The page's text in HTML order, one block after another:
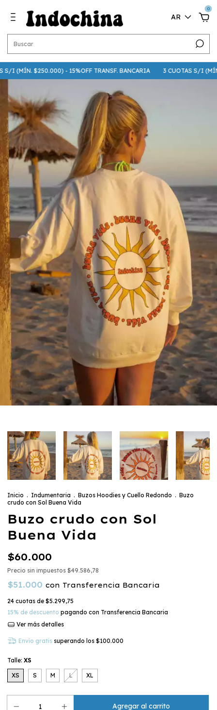
AR
0
$250.000) - 15%OFF TRANSF. BANCARIA 3 CUOTAS S/I (MÍN.
Inicio . Indumentaria . Buzos Hoodies y Cuello Redondo . Buzo
crudo con Sol Buena Vida
Buzo crudo con Sol
Buena Vida
$60.000
Precio sin impuestos $49.586,78
$51.000 con Transferencia Bancaria
24 cuotas de $5.299,75
15% de descuento pagando con Transferencia Bancaria
Ver más detalles
Envío gratis superando los $100.000
Talle: XS
XS S M L XL